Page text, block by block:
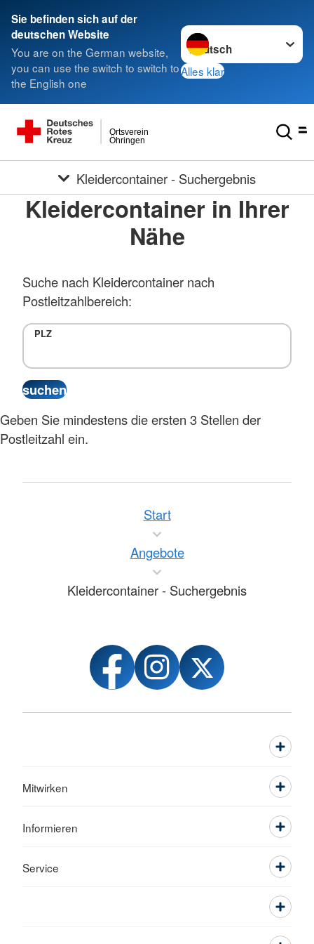
Sie befinden sich auf der
deutschen Website
You are on the German website,
you can use the switch to switch to
the English one
Sprache wechseln zu
Alles klar
Öhringen
Ortsverein
Kleidercontainer - Suchergebnis
Kleidercontainer in Ihrer
Nähe
Suche nach Kleidercontainer nach
Postleitzahlbereich:
PLZ
Geben Sie mindestens die ersten 3 Stellen der
Postleitzahl ein.
Start
Angebote
Kleidercontainer - Suchergebnis
Mitwirken
Informieren
Service